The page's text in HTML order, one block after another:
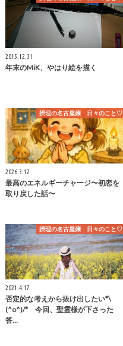
2015.12.31
年末のMiK、やはり絵を描く
摂理の名古屋嬢 日々のこと♡
2026.3.12
最高のエネルギーチャージ〜初恋を
取り戻した話〜
摂理の名古屋嬢 日々のこと♡
2021.4.17
否定的な考えから抜け出したい*\
(^o^)/* 今回、聖霊様が下さった
答…